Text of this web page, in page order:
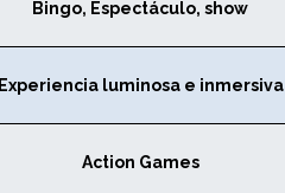
Bingo, Espectáculo, show
Experiencia luminosa e inmersiva
Action Games